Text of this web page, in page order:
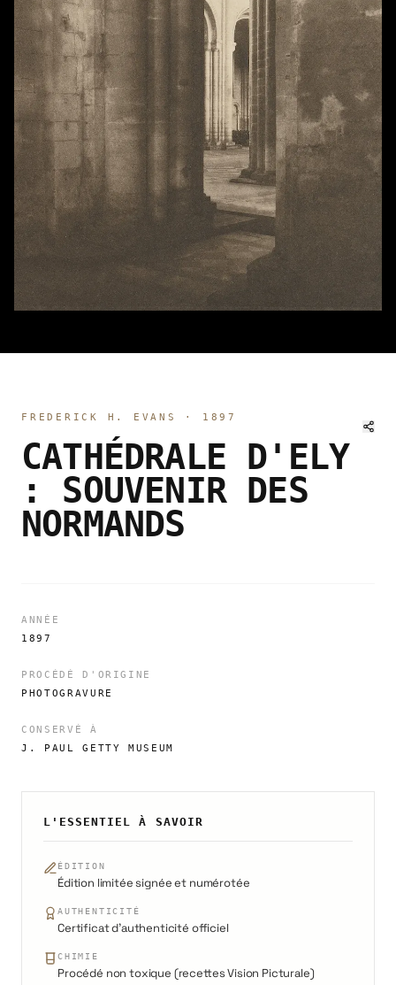
FREDERICK H. EVANS · 1897
CATHÉDRALE D'ELY
: SOUVENIR DES
NORMANDS
ANNÉE
1897
PROCÉDÉ D'ORIGINE
PHOTOGRAVURE
CONSERVÉ À
J. PAUL GETTY MUSEUM
L'ESSENTIEL À SAVOIR
ÉDITION
Édition limitée signée et numérotée
AUTHENTICITÉ
Certificat d'authenticité officiel
CHIMIE
Procédé non toxique (recettes Vision Picturale)